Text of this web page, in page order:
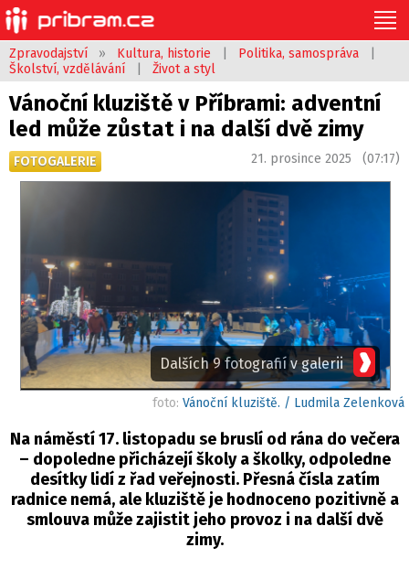
Zpravodajství » Kultura, historie Politika, samospráva
Školství, vzdělávání
Život a styl
Vánoční kluziště v Příbrami: adventní
led může zůstat i na další dvě zimy
FOTOGALERIE 21. prosince 2025 (07:17)
Dalších 9 fotografií v galerii
foto: Vánoční kluziště. / Ludmila Zelenková
Na náměstí 17. listopadu se bruslí od rána do večera
– dopoledne přicházejí školy a školky, odpoledne
desítky lidí z řad veřejnosti. Přesná čísla zatím
radnice nemá, ale kluziště je hodnoceno pozitivně a
smlouva může zajistit jeho provoz i na další dvě
zimy.